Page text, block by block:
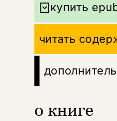
о книге
купить
читать